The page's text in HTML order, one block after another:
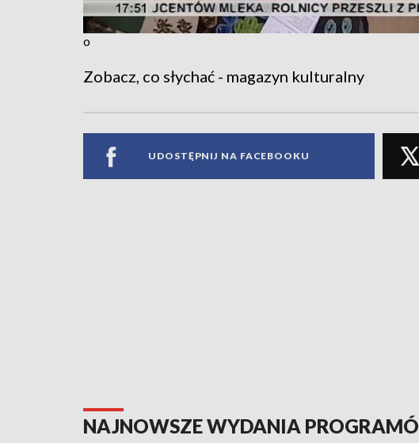
o
Zobacz, co słychać - magazyn kulturalny
UDOSTĘPNIJ NA FACEBOOKU
NAJNOWSZE WYDANIA